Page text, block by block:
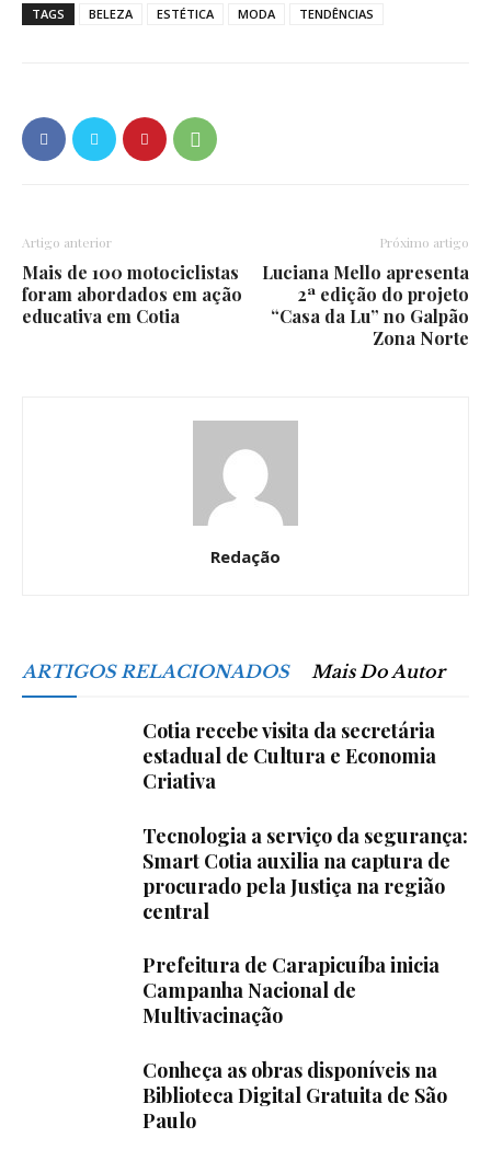
TAGS BELEZA ESTÉTICA MODA TENDÊNCIAS
Artigo anterior
Mais de 100 motociclistas
foram abordados em ação
educativa em Cotia
Próximo artigo
Luciana Mello apresenta
2ª edição do projeto
“Casa da Lu” no Galpão
Zona Norte
Redação
ARTIGOS RELACIONADOS Mais Do Autor
Cotia recebe visita da secretária
estadual de Cultura e Economia
Criativa
Tecnologia a serviço da segurança:
Smart Cotia auxilia na captura de
procurado pela Justiça na região
central
Prefeitura de Carapicuíba inicia
Campanha Nacional de
Multivacinação
Conheça as obras disponíveis na
Biblioteca Digital Gratuita de São
Paulo